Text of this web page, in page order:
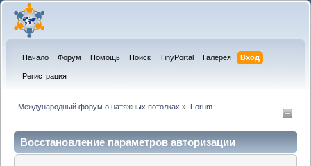
Начало Форум Помощь Поиск TinyPortal Галерея Вход
Регистрация
Международный форум о натяжных потолках » Forum
Восстановление параметров авторизации